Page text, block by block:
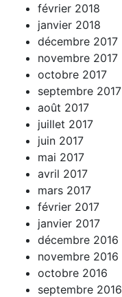
février 2018
janvier 2018
décembre 2017
novembre 2017
octobre 2017
septembre 2017
août 2017
juillet 2017
juin 2017
mai 2017
avril 2017
mars 2017
février 2017
janvier 2017
décembre 2016
novembre 2016
octobre 2016
septembre 2016